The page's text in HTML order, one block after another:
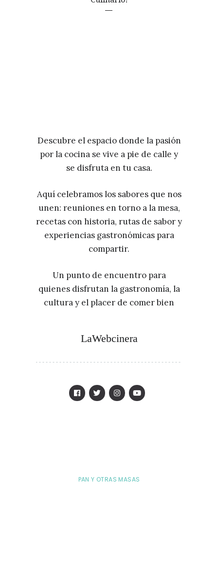
Descubre el espacio donde la pasión
por la cocina se vive a pie de calle y
se disfruta en tu casa.
Aquí celebramos los sabores que nos
unen: reuniones en torno a la mesa,
recetas con historia, rutas de sabor y
experiencias gastronómicas para
compartir.
Un punto de encuentro para
quienes disfrutan la gastronomía, la
cultura y el placer de comer bien
LaWebcinera
PAN Y OTRAS MASAS